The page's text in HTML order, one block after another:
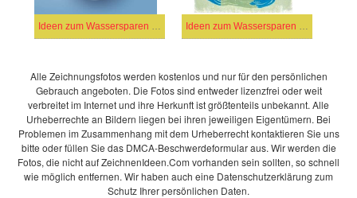
Ideen zum Wassersparen (11) Ideen zum Wassersparen (20)
Alle Zeichnungsfotos werden kostenlos und nur für den persönlichen
Gebrauch angeboten. Die Fotos sind entweder lizenzfrei oder weit
verbreitet im Internet und ihre Herkunft ist größtenteils unbekannt. Alle
Urheberrechte an Bildern liegen bei ihren jeweiligen Eigentümern. Bei
Problemen im Zusammenhang mit dem Urheberrecht kontaktieren Sie uns
bitte oder füllen Sie das DMCA-Beschwerdeformular aus. Wir werden die
Fotos, die nicht auf ZeichnenIdeen.Com vorhanden sein sollten, so schnell
wie möglich entfernen. Wir haben auch eine Datenschutzerklärung zum
Schutz Ihrer persönlichen Daten.